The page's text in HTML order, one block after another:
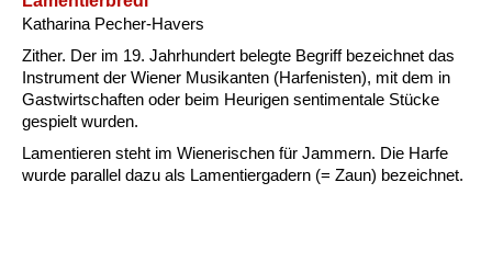
Katharina Pecher-Havers
Zither. Der im 19. Jahrhundert belegte Begriff bezeichnet das
Instrument der Wiener Musikanten (Harfenisten), mit dem in
Gastwirtschaften oder beim Heurigen sentimentale Stücke
gespielt wurden.
Lamentieren steht im Wienerischen für Jammern. Die Harfe
wurde parallel dazu als Lamentiergadern (= Zaun) bezeichnet.